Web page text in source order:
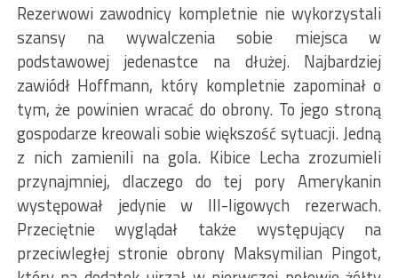
Rezerwowi zawodnicy kompletnie nie wykorzystali
szansy na wywalczenia sobie miejsca w
podstawowej jedenastce na dłużej. Najbardziej
zawiódł Hoffmann, który kompletnie zapominał o
tym, że powinien wracać do obrony. To jego stroną
gospodarze kreowali sobie większość sytuacji. Jedną
z nich zamienili na gola. Kibice Lecha zrozumieli
przynajmniej, dlaczego do tej pory Amerykanin
występował jedynie w III-ligowych rezerwach.
Przeciętnie wyglądał także występujący na
przeciwległej stronie obrony Maksymilian Pingot,